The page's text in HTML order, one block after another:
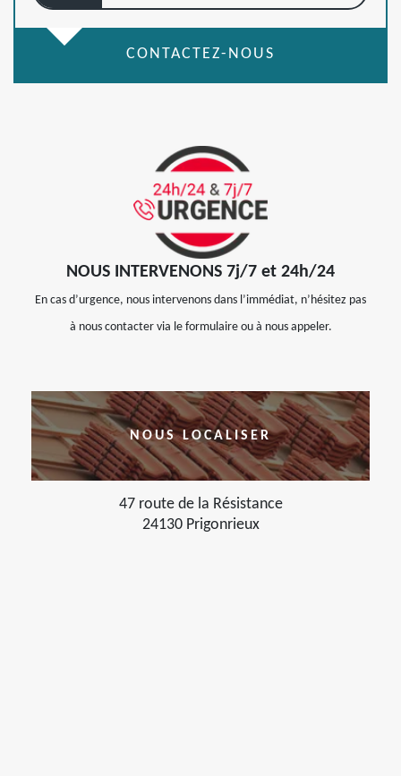
CONTACTEZ-NOUS
NOUS INTERVENONS 7j/7 et 24h/24
En cas d’urgence, nous intervenons dans l’immédiat, n’hésitez pas
à nous contacter via le formulaire ou à nous appeler.
NOUS LOCALISER
47 route de la Résistance
24130 Prigonrieux